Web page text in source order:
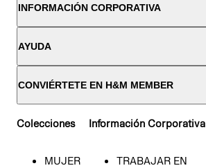
INFORMACIÓN CORPORATIVA
AYUDA
CONVIÉRTETE EN H&M MEMBER
Colecciones
MUJER
Información Corporativa
TRABAJAR EN